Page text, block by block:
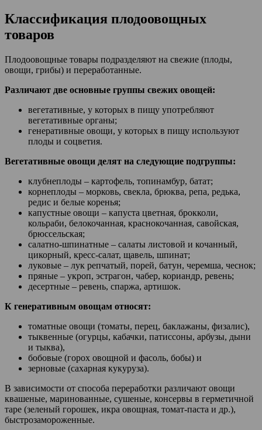
Классификация плодоовощных
товаров
Плодоовощные товары подразделяют на свежие (плоды,
овощи, грибы) и переработанные.
Различают две основные группы свежих овощей:
вегетативные, у которых в пищу употребляют
вегетативные органы;
генеративные овощи, у которых в пищу используют
плоды и соцветия.
Вегетативные овощи делят на следующие подгруппы:
клубнеплоды – картофель, топинамбур, батат;
корнеплоды – морковь, свекла, брюква, репа, редька,
редис и белые коренья;
капустные овощи – капуста цветная, брокколи,
кольраби, белокочанная, краснокочанная, савойская,
брюссельская;
салатно-шпинатные – салаты листовой и кочанный,
цикорный, кресс-салат, щавель, шпинат;
луковые – лук репчатый, порей, батун, черемша, чеснок;
пряные – укроп, эстрагон, чабер, кориандр, ревень;
десертные – ревень, спаржа, артишок.
К генеративным овощам относят:
томатные овощи (томаты, перец, баклажаны, физалис),
тыквенные (огурцы, кабачки, патиссоны, арбузы, дыни
и тыква),
бобовые (горох овощной и фасоль, бобы) и
зерновые (сахарная кукуруза).
В зависимости от способа переработки различают овощи
квашеные, маринованные, сушеные, консервы в герметичной
таре (зеленый горошек, икра овощная, томат-паста и др.),
быстрозамороженные.